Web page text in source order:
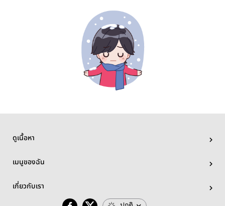
ดูเนื้อหา
เมนูของฉัน
เกี่ยวกับเรา